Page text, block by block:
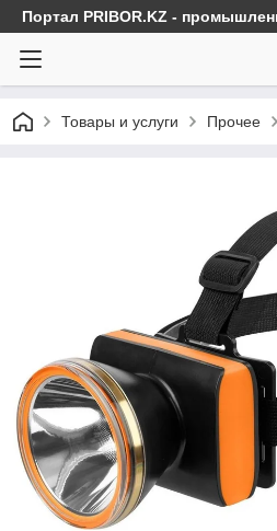
Портал PRIBOR.KZ -
Товары и услуги Прочее